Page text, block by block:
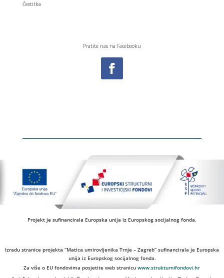
Čestitka
Pratite nas na Facebooku
Projekt je sufinancirala Europska unija iz Europskog socijalnog fonda.
Izradu stranice projekta “Matica umirovljenika Trnje – Zagreb” sufinancirala je Europska
unija iz Europskog socijalnog fonda.
Za više o EU fondovima posjetite web stranicu www.strukturnifondovi.hr